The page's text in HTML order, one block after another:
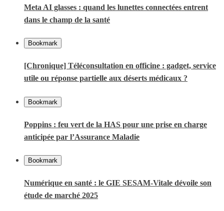
Meta AI glasses : quand les lunettes connectées entrent
dans le champ de la santé
Bookmark
[Chronique] Téléconsultation en officine : gadget, service
utile ou réponse partielle aux déserts médicaux ?
Bookmark
Poppins : feu vert de la HAS pour une prise en charge
anticipée par l’Assurance Maladie
Bookmark
Numérique en santé : le GIE SESAM-Vitale dévoile son
étude de marché 2025